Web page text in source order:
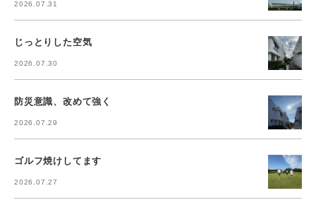
2026.07.31
じっとりした空気
2026.07.30
防災意識、改めて強く
2026.07.29
ゴルフ焼けしてます
2026.07.27